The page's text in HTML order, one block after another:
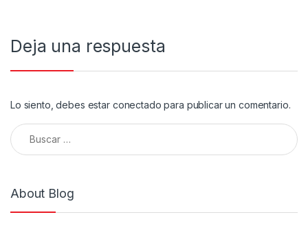
Deja una respuesta
Lo siento, debes estar conectado para publicar un comentario.
Buscar:
About Blog